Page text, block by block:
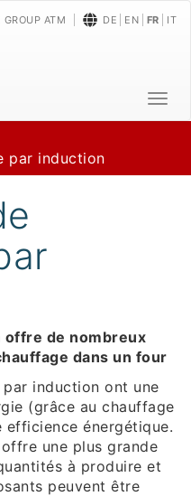
DE EN FR IT
GROUP ATM
T
o
l
i
n
par induction
offre de nombreux
dans un four
induction ont une
(grâce au chauffage
énergétique.
une plus grande
à produire et
peuvent être